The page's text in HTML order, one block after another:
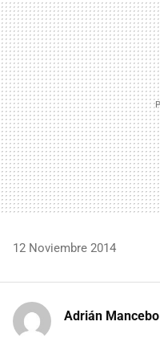
12 Noviembre 2014
Adrián Mancebo